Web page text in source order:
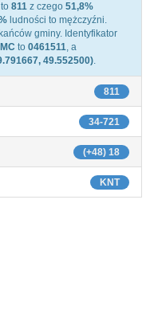
811 z czego 51,8%
ludności to mężczyźni.
gminy. Identyfikator
to 0461511, a
49.552500).
811
34-721
(+48) 18
KNT